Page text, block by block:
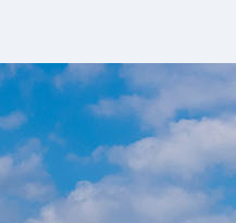
エキガタリ